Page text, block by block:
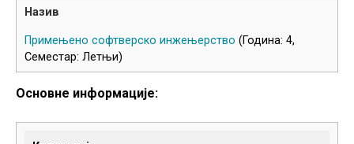
Примењено софтверско инжењерство (Година: 4,
Семестар: Летњи)
Основне информације: